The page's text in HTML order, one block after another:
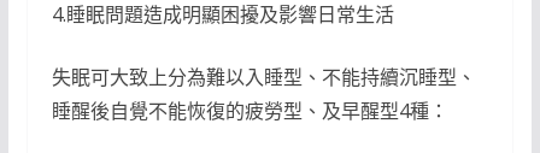
4.睡眠問題造成明顯困擾及影響日常生活
失眠可大致上分為難以入睡型、不能持續沉睡型、
睡醒後自覺不能恢復的疲勞型、及早醒型4種：